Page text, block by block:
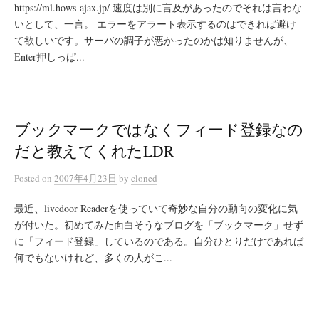
https://ml.hows-ajax.jp/ 速度は別に言及があったのでそれは言わな
いとして、一言。 エラーをアラート表示するのはできれば避け
て欲しいです。サーバの調子が悪かったのかは知りませんが、
Enter押しっぱ...
ブックマークではなくフィード登録なの
だと教えてくれたLDR
Posted on 2007年4月23日 by cloned
最近、livedoor Readerを使っていて奇妙な自分の動向の変化に気
が付いた。初めてみた面白そうなブログを「ブックマーク」せず
に「フィード登録」しているのである。自分ひとりだけであれば
何でもないけれど、多くの人がこ...